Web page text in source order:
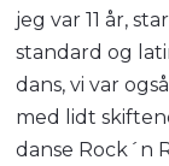
jeg var 11 år,
standard og
dans, vi var
med lidt
danse Rock´n